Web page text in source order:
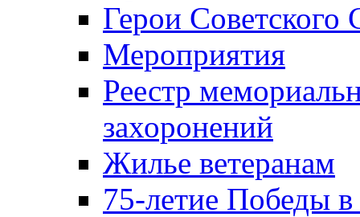
Герои Советского
Мероприятия
Реестр
захоронений
Жилье ветеранам
75-летие Победы